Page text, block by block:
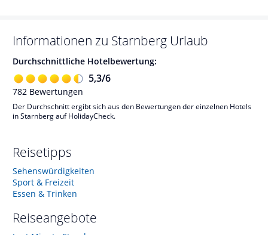
Informationen zu Starnberg Urlaub
Durchschnittliche Hotelbewertung:
5,3/6
782 Bewertungen
Der Durchschnitt ergibt sich aus den Bewertungen der einzelnen Hotels
in Starnberg auf HolidayCheck.
Reisetipps
Sehenswürdigkeiten
Sport & Freizeit
Essen & Trinken
Reiseangebote